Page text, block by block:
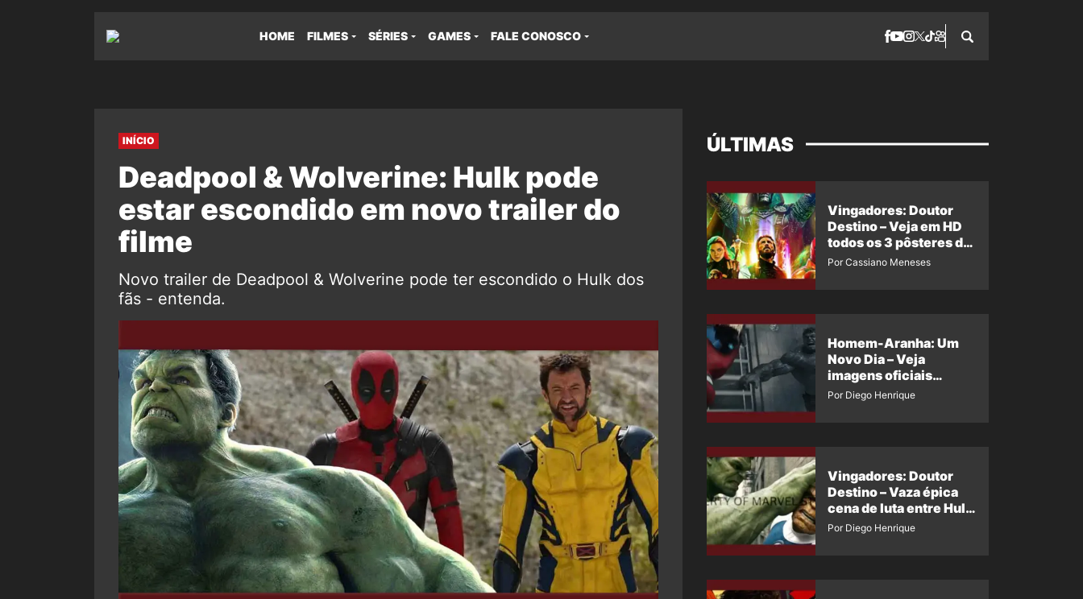
HOME FILMES SÉRIES GAMES FALE CONOSCO
INÍCIO
Deadpool & Wolverine: Hulk pode
estar escondido em novo trailer do
filme
Novo trailer de Deadpool & Wolverine pode ter escondido o Hulk dos
fãs - entenda.
ÚLTIMAS
Vingadores: Doutor
Destino – Veja em HD
todos os 3 pôsteres de
‘Doomsday’ + 1 imagem
Por Cassiano Meneses
Homem-Aranha: Um
Novo Dia – Veja
imagens oficiais
descartadas do Hulk
Por Diego Henrique
Vingadores: Doutor
Destino – Vaza épica
cena de luta entre Hulk
e o Coisa
Por Diego Henrique